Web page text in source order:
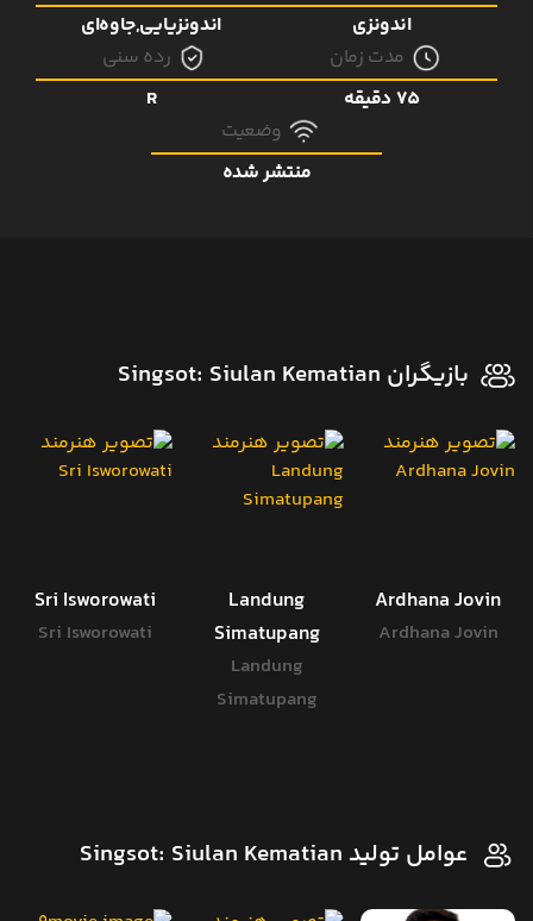
اندونزی
اندونزیایی,جاوه‌ای
مدت زمان
75 دقیقه
رده سنی
R
وضعیت
منتشر شده
بازیگران Singsot: Siulan Kematian
Ardhana Jovin
Ardhana Jovin
Landung
Simatupang
Landung
Simatupang
Sri Isworowati
Sri Isworowati
عوامل تولید Singsot: Siulan Kematian